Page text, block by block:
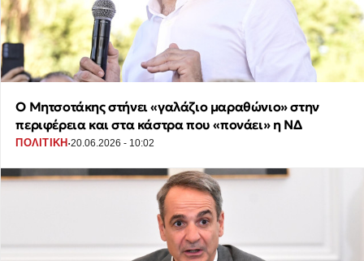
Ο Μητσοτάκης στήνει «γαλάζιο μαραθώνιο» στην
περιφέρεια και στα κάστρα που «πονάει» η ΝΔ
ΠΟΛΙΤΙΚΗ ·20.06.2026 - 10:02